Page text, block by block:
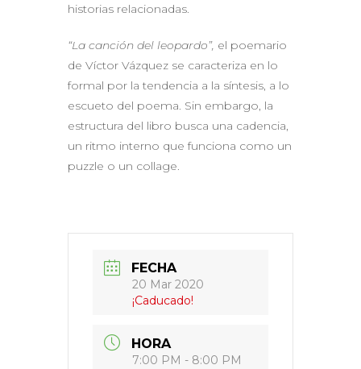
historias relacionadas.
“La canción del leopardo”, el poemario
de Víctor Vázquez se caracteriza en lo
formal por la tendencia a la síntesis, a lo
escueto del poema. Sin embargo, la
estructura del libro busca una cadencia,
un ritmo interno que funciona como un
puzzle o un collage.
FECHA
20 Mar 2020
¡Caducado!
HORA
7:00 PM - 8:00 PM